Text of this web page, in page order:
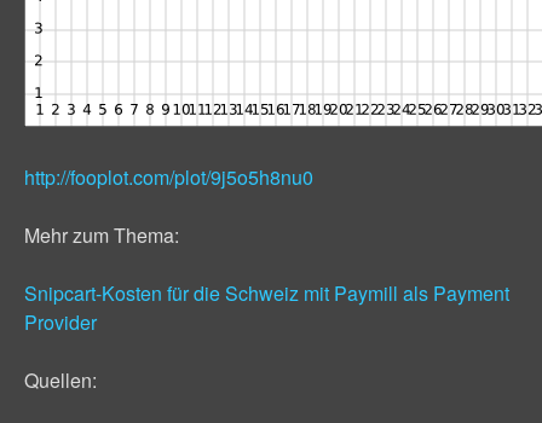
http://fooplot.com/plot/9j5o5h8nu0
Mehr zum Thema:
Snipcart-Kosten für die Schweiz mit Paymill als Payment
Provider
Quellen: